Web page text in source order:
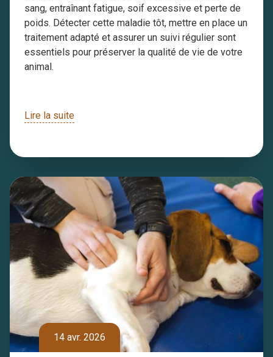
sang, entraînant fatigue, soif excessive et perte de
poids. Détecter cette maladie tôt, mettre en place un
traitement adapté et assurer un suivi régulier sont
essentiels pour préserver la qualité de vie de votre
animal.
Lire la suite
14 avr. 2026